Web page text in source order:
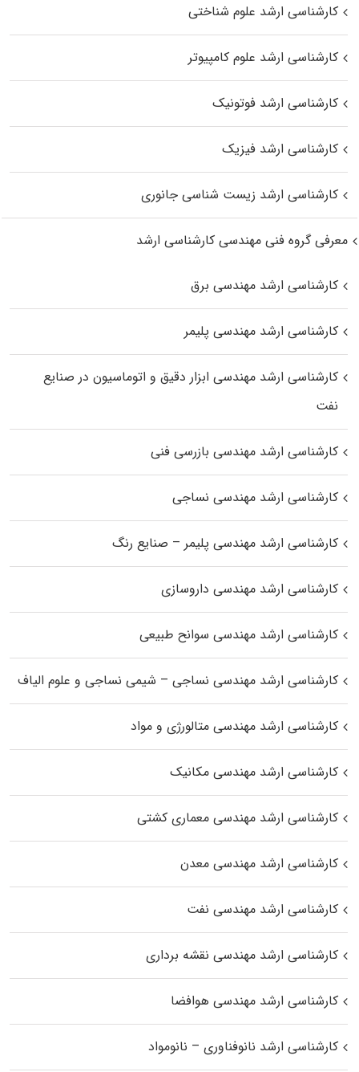
کارشناسی ارشد علوم شناختی
کارشناسی ارشد علوم کامپیوتر
کارشناسی ارشد فوتونیک
کارشناسی ارشد فیزیک
کارشناسی ارشد زیست‌ شناسی جانوری
معرفی گروه فنی مهندسی کارشناسی ارشد
کارشناسی ارشد مهندسی برق
کارشناسی ارشد مهندسی پلیمر
کارشناسی ارشد مهندسی ابزار دقیق و اتوماسیون در صنایع
نفت
کارشناسی ارشد مهندسی بازرسی فنی
کارشناسی ارشد مهندسی نساجی
کارشناسی ارشد مهندسی پلیمر – صنایع رنگ
کارشناسی ارشد مهندسی داروسازی
کارشناسی ارشد مهندسی سوانح طبیعی
کارشناسی ارشد مهندسی نساجی – شیمی نساجی و علوم الیاف
کارشناسی ارشد مهندسی متالورژی و مواد
کارشناسی ارشد مهندسی مکانیک
کارشناسی ارشد مهندسی معماری کشتی
کارشناسی ارشد مهندسی معدن
کارشناسی ارشد مهندسی نفت
کارشناسی ارشد مهندسی نقشه برداری
کارشناسی ارشد مهندسی هوافضا
کارشناسی ارشد نانوفناوری – نانومواد